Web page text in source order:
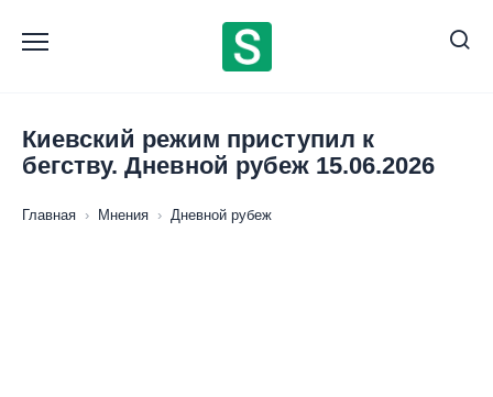
содержанию
Киевский режим приступил к
бегству. Дневной рубеж 15.06.2026
Главная › Мнения › Дневной рубеж